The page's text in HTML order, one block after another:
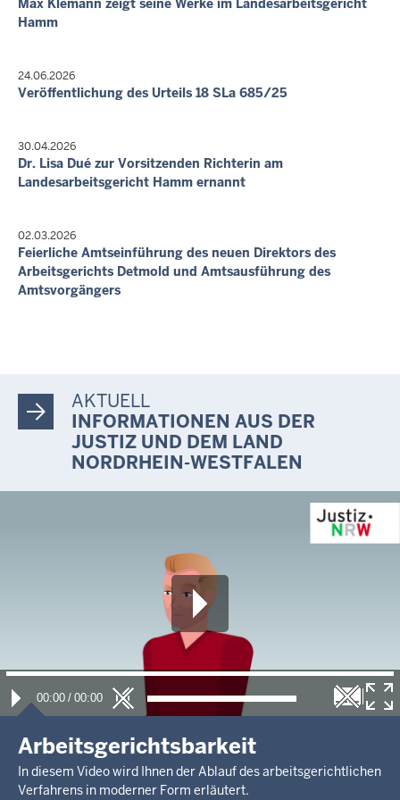
Max Klemann zeigt seine Werke im Landesarbeitsgericht
Hamm
24.06.2026
Veröffentlichung des Urteils 18 SLa 685/25
30.04.2026
Dr. Lisa Dué zur Vorsitzenden Richterin am
Landesarbeitsgericht Hamm ernannt
02.03.2026
Feierliche Amtseinführung des neuen Direktors des
Arbeitsgerichts Detmold und Amtsausführung des
Amtsvorgängers
AKTUELL
INFORMATIONEN AUS DER
JUSTIZ UND DEM LAND
NORDRHEIN-WESTFALEN
00:00 / 00:00
Arbeitsgerichtsbarkeit
In diesem Video wird Ihnen der Ablauf des arbeitsgerichtlichen
Verfahrens in moderner Form erläutert.